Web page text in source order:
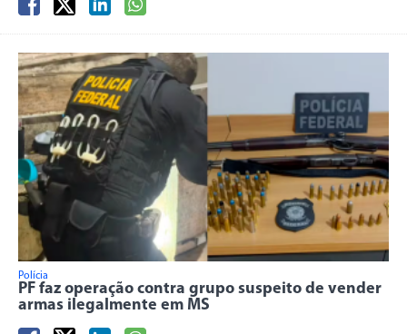
Polícia
PF faz operação contra grupo suspeito de vender
armas ilegalmente em MS